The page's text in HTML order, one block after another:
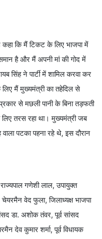
कहा कि मैं टिकट के लिए भाजपा में
है और मैं अपनी मां की गोद में
सिंह ने पार्टी में शामिल करवा कर
मैं मुख्यमंत्री का तहेदिल से
से मछली पानी के बिना तड़फती
तरस रहा था। मुख्यमंत्री जब
वाला पटका पहना रहे थे, इस दौरान
गणेशी लाल, उपायुक्त
वेद फुला, जिलाध्यक्ष भाजपा
डा. अशोक तंवर, पूर्व सांसद
देव कुमार शर्मा, पूर्व विधायक